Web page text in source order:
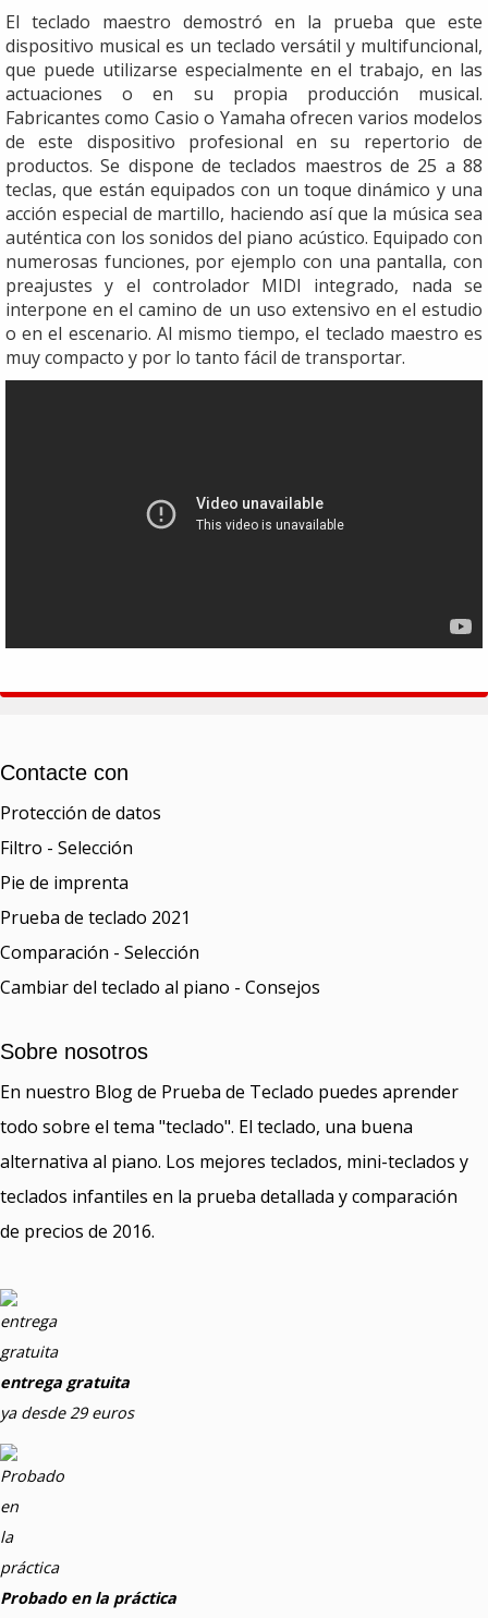
El teclado maestro demostró en la prueba que este
dispositivo musical es un teclado versátil y multifuncional,
que puede utilizarse especialmente en el trabajo, en las
actuaciones o en su propia producción musical.
Fabricantes como Casio o Yamaha ofrecen varios modelos
de este dispositivo profesional en su repertorio de
productos. Se dispone de teclados maestros de 25 a 88
teclas, que están equipados con un toque dinámico y una
acción especial de martillo, haciendo así que la música sea
auténtica con los sonidos del piano acústico. Equipado con
numerosas funciones, por ejemplo con una pantalla, con
preajustes y el controlador MIDI integrado, nada se
interpone en el camino de un uso extensivo en el estudio
o en el escenario. Al mismo tiempo, el teclado maestro es
muy compacto y por lo tanto fácil de transportar.
Contacte con
Protección de datos
Filtro - Selección
Pie de imprenta
Prueba de teclado 2021
Comparación - Selección
Cambiar del teclado al piano - Consejos
Sobre nosotros
En nuestro Blog de Prueba de Teclado puedes aprender
todo sobre el tema "teclado". El teclado, una buena
alternativa al piano. Los mejores teclados, mini-teclados y
teclados infantiles en la prueba detallada y comparación
de precios de 2016.
entrega gratuita
ya desde 29 euros
Probado en la práctica